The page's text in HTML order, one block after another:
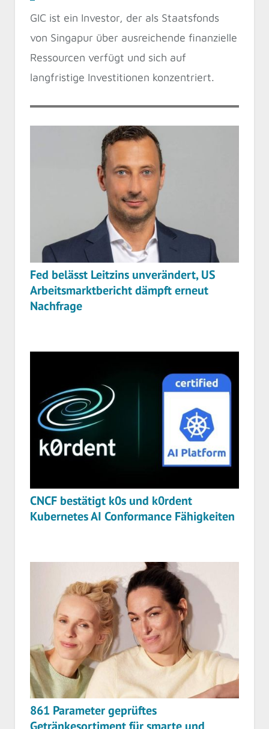
GIC ist ein Investor, der als Staatsfonds
von Singapur über ausreichende finanzielle
Ressourcen verfügt und sich auf
langfristige Investitionen konzentriert.
Fed belässt Leitzins unverändert, US
Arbeitsmarktbericht dämpft erneut
Nachfrage
CNCF bestätigt k0s und k0rdent
Kubernetes AI Conformance Fähigkeiten
861 Parameter geprüftes